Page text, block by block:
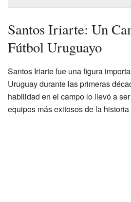
Santos Iriarte: Un
Fútbol Uruguayo
Santos Iriarte fue una figura
Uruguay durante las primeras
habilidad en el campo lo llevó a
equipos más exitosos de la